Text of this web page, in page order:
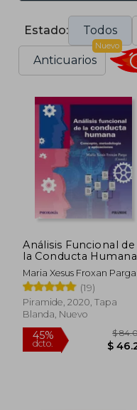
Estado: Todos
Anticuarios
Nuevo
Análisis Funcional de
la Conducta Humana
Maria Xesus Froxan Parga
(19)
Piramide, 2020, Tapa
Blanda, Nuevo